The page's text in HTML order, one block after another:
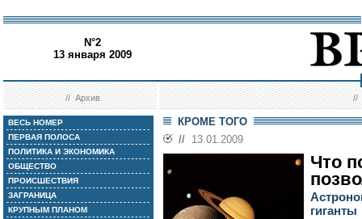
N°2
13 января 2009
//Архив //
ВЕСЬ НОМЕР
ПЕРВАЯ ПОЛОСА
ПОЛИТИКА И ЭКОНОМИКА
ОБЩЕСТВО
ПРОИСШЕСТВИЯ
ЗАГРАНИЦА
КРУПНЫМ ПЛАНОМ
КРОМЕ ТОГО
// 13.01.2009
Что
гиганты